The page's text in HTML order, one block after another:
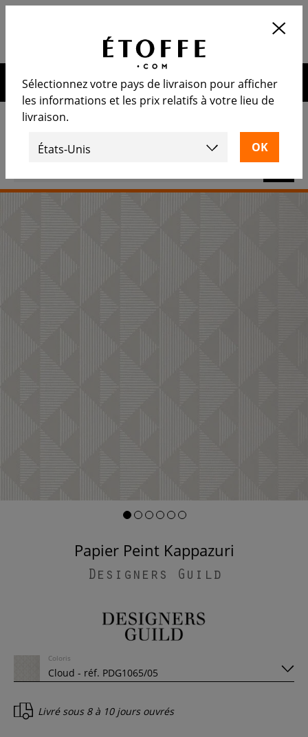
Calculez le nombre de rouleaux
nécessaire
OUVRIR
inscrivant à notre newsletter
Papier Peint Kappazuri
Designers Guild
Coloris
Livré sous 8 à 10 jours ouvrés
Sélectionnez votre pays de livraison pour afficher
les informations et les prix relatifs à votre lieu de
livraison.